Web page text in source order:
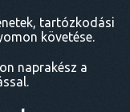
tartózkodási
követése.
naprakész a